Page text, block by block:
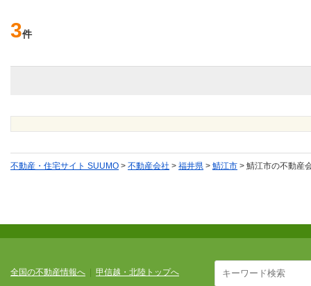
3件
不動産・住宅サイト SUUMO > 不動産会社 > 福井県 > 鯖江市 > 鯖江市の不動産
全国の不動産情報へ 甲信越・北陸トップへ